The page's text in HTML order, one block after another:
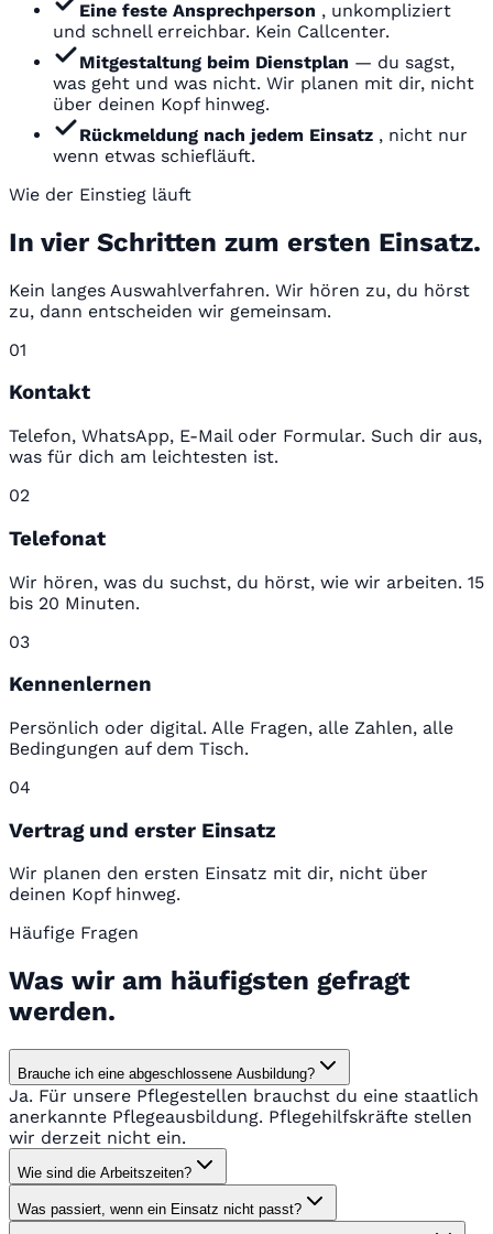
Eine feste Ansprechperson , unkompliziert
und schnell erreichbar. Kein Callcenter.
Mitgestaltung beim Dienstplan — du sagst,
was geht und was nicht. Wir planen mit dir, nicht
über deinen Kopf hinweg.
Rückmeldung nach jedem Einsatz , nicht nur
wenn etwas schiefläuft.
Wie der Einstieg läuft
In vier Schritten zum ersten Einsatz.
Kein langes Auswahlverfahren. Wir hören zu, du hörst
zu, dann entscheiden wir gemeinsam.
01
Kontakt
Telefon, WhatsApp, E-Mail oder Formular. Such dir aus,
was für dich am leichtesten ist.
02
Telefonat
Wir hören, was du suchst, du hörst, wie wir arbeiten. 15
bis 20 Minuten.
03
Kennenlernen
Persönlich oder digital. Alle Fragen, alle Zahlen, alle
Bedingungen auf dem Tisch.
04
Vertrag und erster Einsatz
Wir planen den ersten Einsatz mit dir, nicht über
deinen Kopf hinweg.
Häufige Fragen
Was wir am häufigsten gefragt
werden.
Brauche ich eine abgeschlossene Ausbildung?
Ja. Für unsere Pflegestellen brauchst du eine staatlich
anerkannte Pflegeausbildung. Pflegehilfskräfte stellen
wir derzeit nicht ein.
Wie sind die Arbeitszeiten?
Was passiert, wenn ein Einsatz nicht passt?